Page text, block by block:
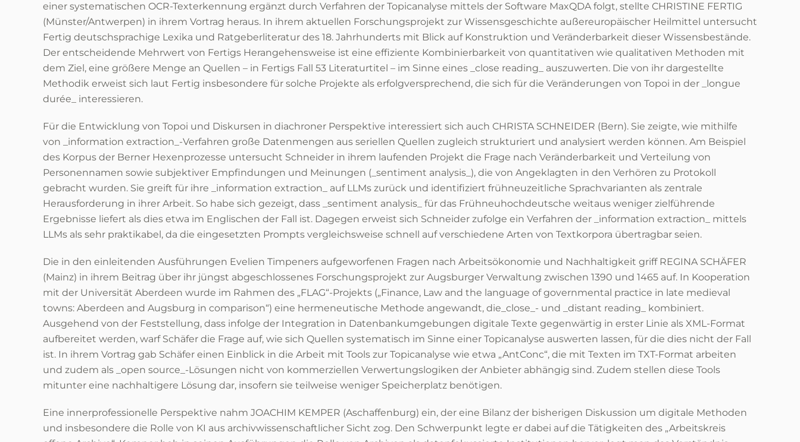
einer systematischen OCR-Texterkennung ergänzt durch Verfahren der Topicanalyse mittels der Software MaxQDA folgt, stellte CHRISTINE FERTIG
(Münster/Antwerpen) in ihrem Vortrag heraus. In ihrem aktuellen Forschungsprojekt zur Wissensgeschichte außereuropäischer Heilmittel untersucht
Fertig deutschsprachige Lexika und Ratgeberliteratur des 18. Jahrhunderts mit Blick auf Konstruktion und Veränderbarkeit dieser Wissensbestände.
Der entscheidende Mehrwert von Fertigs Herangehensweise ist eine effiziente Kombinierbarkeit von quantitativen wie qualitativen Methoden mit
dem Ziel, eine größere Menge an Quellen – in Fertigs Fall 53 Literaturtitel – im Sinne eines _close reading_ auszuwerten. Die von ihr dargestellte
Methodik erweist sich laut Fertig insbesondere für solche Projekte als erfolgversprechend, die sich für die Veränderungen von Topoi in der _longue
durée_ interessieren.
Für die Entwicklung von Topoi und Diskursen in diachroner Perspektive interessiert sich auch CHRISTA SCHNEIDER (Bern). Sie zeigte, wie mithilfe
von _information extraction_-Verfahren große Datenmengen aus seriellen Quellen zugleich strukturiert und analysiert werden können. Am Beispiel
des Korpus der Berner Hexenprozesse untersucht Schneider in ihrem laufenden Projekt die Frage nach Veränderbarkeit und Verteilung von
Personennamen sowie subjektiver Empfindungen und Meinungen (_sentiment analysis_), die von Angeklagten in den Verhören zu Protokoll
gebracht wurden. Sie greift für ihre _information extraction_ auf LLMs zurück und identifiziert frühneuzeitliche Sprachvarianten als zentrale
Herausforderung in ihrer Arbeit. So habe sich gezeigt, dass _sentiment analysis_ für das Frühneuhochdeutsche weitaus weniger zielführende
Ergebnisse liefert als dies etwa im Englischen der Fall ist. Dagegen erweist sich Schneider zufolge ein Verfahren der _information extraction_ mittels
LLMs als sehr praktikabel, da die eingesetzten Prompts vergleichsweise schnell auf verschiedene Arten von Textkorpora übertragbar seien.
Die in den einleitenden Ausführungen Evelien Timpeners aufgeworfenen Fragen nach Arbeitsökonomie und Nachhaltigkeit griff REGINA SCHÄFER
(Mainz) in ihrem Beitrag über ihr jüngst abgeschlossenes Forschungsprojekt zur Augsburger Verwaltung zwischen 1390 und 1465 auf. In Kooperation
mit der Universität Aberdeen wurde im Rahmen des „FLAG“-Projekts („Finance, Law and the language of governmental practice in late medieval
towns: Aberdeen and Augsburg in comparison“) eine hermeneutische Methode angewandt, die_close_- und _distant reading_ kombiniert.
Ausgehend von der Feststellung, dass infolge der Integration in Datenbankumgebungen digitale Texte gegenwärtig in erster Linie als XML-Format
aufbereitet werden, warf Schäfer die Frage auf, wie sich Quellen systematisch im Sinne einer Topicanalyse auswerten lassen, für die dies nicht der Fall
ist. In ihrem Vortrag gab Schäfer einen Einblick in die Arbeit mit Tools zur Topicanalyse wie etwa „AntConc“, die mit Texten im TXT-Format arbeiten
und zudem als _open source_-Lösungen nicht von kommerziellen Verwertungslogiken der Anbieter abhängig sind. Zudem stellen diese Tools
mitunter eine nachhaltigere Lösung dar, insofern sie teilweise weniger Speicherplatz benötigen.
Eine innerprofessionelle Perspektive nahm JOACHIM KEMPER (Aschaffenburg) ein, der eine Bilanz der bisherigen Diskussion um digitale Methoden
und insbesondere die Rolle von KI aus archivwissenschaftlicher Sicht zog. Den Schwerpunkt legte er dabei auf die Tätigkeiten des „Arbeitskreis